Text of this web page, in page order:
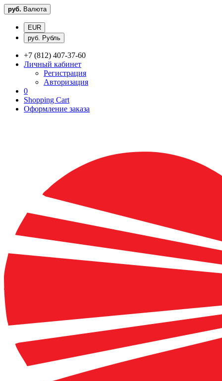
руб. Валюта
EUR
руб. Рубль
+7 (812) 407-37-60
Личный кабинет
Регистрация
Авторизация
0
Shopping Cart
Оформление заказа